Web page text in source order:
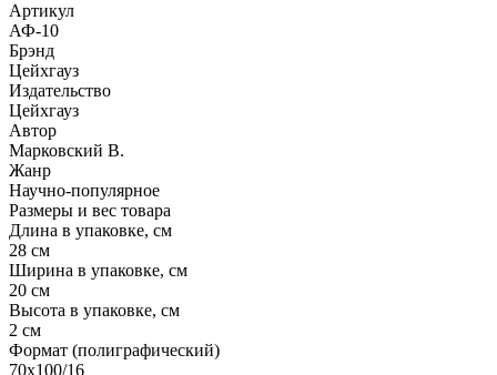
Артикул
АФ-10
Брэнд
Цейхгауз
Издательство
Цейхгауз
Автор
Марковский В.
Жанр
Научно-популярное
Размеры и вес товара
Длина в упаковке, см
28 см
Ширина в упаковке, см
20 см
Высота в упаковке, см
2 см
Формат (полиграфический)
70x100/16